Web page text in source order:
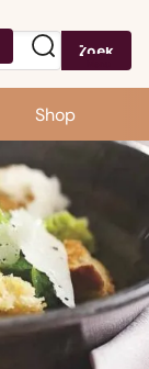
Zoek
Shop